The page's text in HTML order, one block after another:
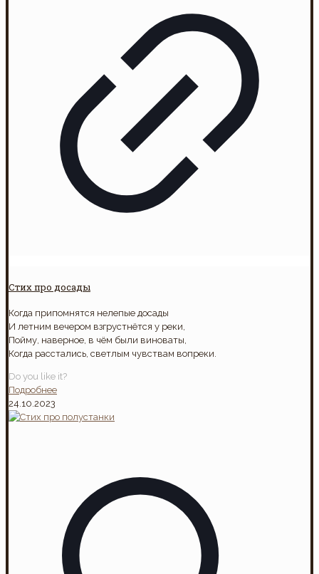
Стих про досады
Когда припомнятся нелепые досады
И летним вечером взгрустнётся у реки,
Пойму, наверное, в чём были виноваты,
Когда расстались, светлым чувствам вопреки.
Do you like it?
Подробнее
24.10.2023